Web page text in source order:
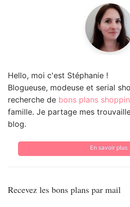
Hello, moi c'est Stéphanie !
Blogueuse, modeuse et serial
recherche de bons plans
famille. Je partage mes
blog.
En savoir plus
Recevez les bons plans par mail